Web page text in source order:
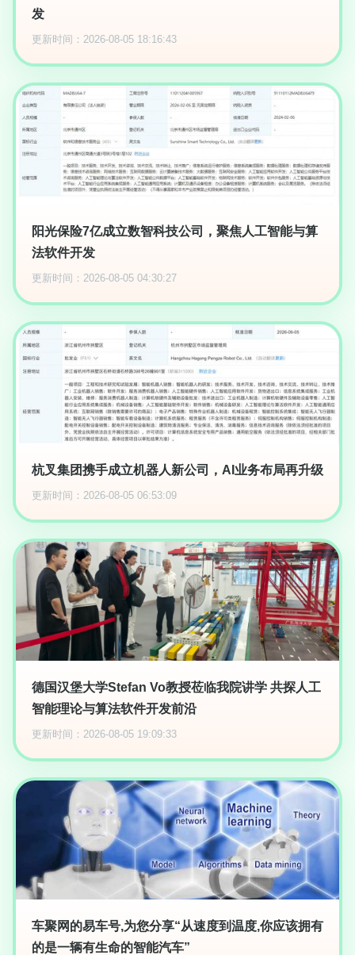
发
更新时间：2026-08-05 18:16:43
阳光保险7亿成立数智科技公司，聚焦人工智能与算
法软件开发
更新时间：2026-08-05 04:30:27
杭叉集团携手成立机器人新公司，AI业务布局再升级
更新时间：2026-08-05 06:53:09
德国汉堡大学Stefan Vo教授莅临我院讲学 共探人工
智能理论与算法软件开发前沿
更新时间：2026-08-05 19:09:33
车聚网的易车号,为您分享“从速度到温度,你应该拥有
的是一辆有生命的智能汽车”